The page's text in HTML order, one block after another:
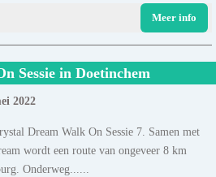
Meer info
Sessie in Doetinchem
2022
Dream Walk On Sessie 7. Samen met
wordt een route van ongeveer 8 km
Onderweg......